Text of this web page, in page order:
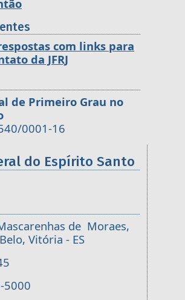
com links para
da JFRJ
de Primeiro Grau no
0001-16
do Espírito Santo
de Moraes,
Vitória - ES
5000